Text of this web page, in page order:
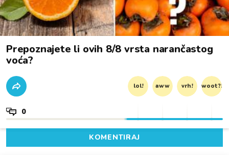
Prepoznajete li ovih 8/8 vrsta narančastog
voća?
lol! aww vrh! woot?!
0
KOMENTIRAJ